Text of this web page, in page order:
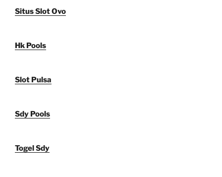
Situs Slot Ovo
Hk Pools
Slot Pulsa
Sdy Pools
Togel Sdy